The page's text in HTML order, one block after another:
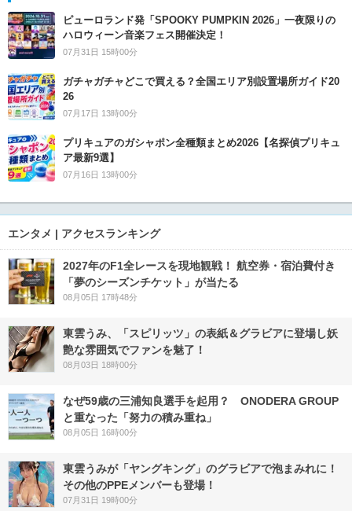
ピューロランド発「SPOOKY PUMPKIN 2026」一夜限りの
ハロウィーン音楽フェス開催決定！
07月31日 15時00分
ガチャガチャどこで買える？全国エリア別設置場所ガイド20
26
07月17日 13時00分
プリキュアのガシャポン全種類まとめ2026【名探偵プリキュ
ア最新9選】
07月16日 13時00分
エンタメ | アクセスランキング
2027年のF1全レースを現地観戦！ 航空券・宿泊費付き
「夢のシーズンチケット」が当たる
08月05日 17時48分
東雲うみ、「スピリッツ」の表紙＆グラビアに登場し妖
艶な雰囲気でファンを魅了！
08月03日 18時00分
なぜ59歳の三浦知良選手を起用？ ONODERA GROUP
と重なった「努力の積み重ね」
08月05日 16時00分
東雲うみが「ヤングキング」のグラビアで泡まみれに！
その他のPPEメンバーも登場！
07月31日 19時00分